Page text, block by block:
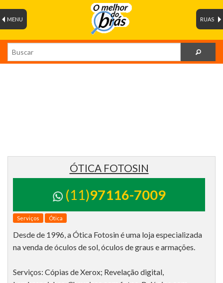
RUAS
MENU
ÓTICA FOTOSIN
(11)97116-7009
Serviços Ótica
Desde de 1996, a Ótica Fotosin é uma loja especializada
na venda de óculos de sol, óculos de graus e armações.
Serviços: Cópias de Xerox; Revelação digital,